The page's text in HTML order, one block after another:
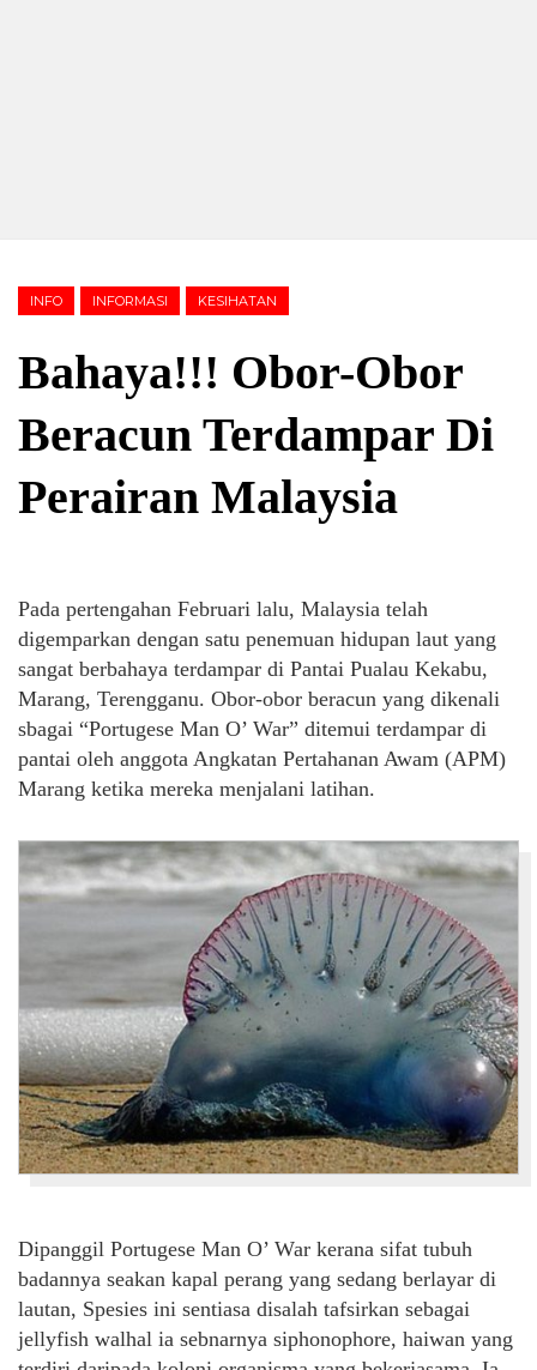
INFO INFORMASI KESIHATAN
Bahaya!!! Obor-Obor
Beracun Terdampar Di
Perairan Malaysia
Pada pertengahan Februari lalu, Malaysia telah
digemparkan dengan satu penemuan hidupan laut yang
sangat berbahaya terdampar di Pantai Pualau Kekabu,
Marang, Terengganu. Obor-obor beracun yang dikenali
sbagai “Portugese Man O’ War” ditemui terdampar di
pantai oleh anggota Angkatan Pertahanan Awam (APM)
Marang ketika mereka menjalani latihan.
Dipanggil Portugese Man O’ War kerana sifat tubuh
badannya seakan kapal perang yang sedang berlayar di
lautan, Spesies ini sentiasa disalah tafsirkan sebagai
jellyfish walhal ia sebnarnya siphonophore, haiwan yang